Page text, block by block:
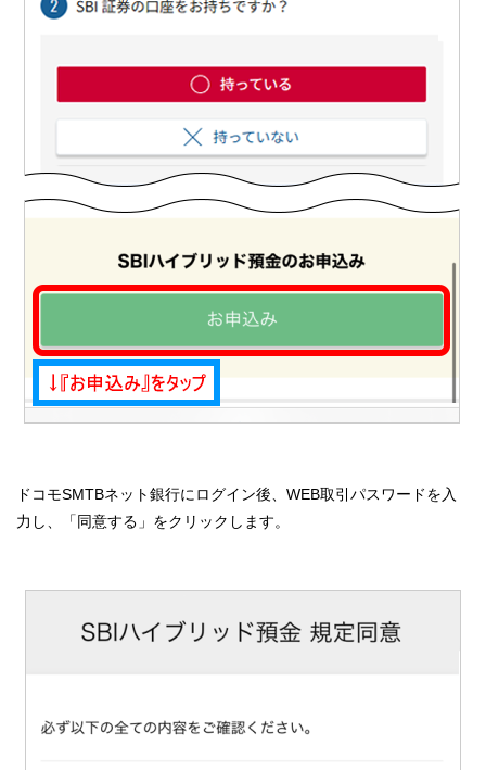
ドコモSMTBネット銀行にログイン後、WEB取引パスワードを入
力し、「同意する」をクリックします。